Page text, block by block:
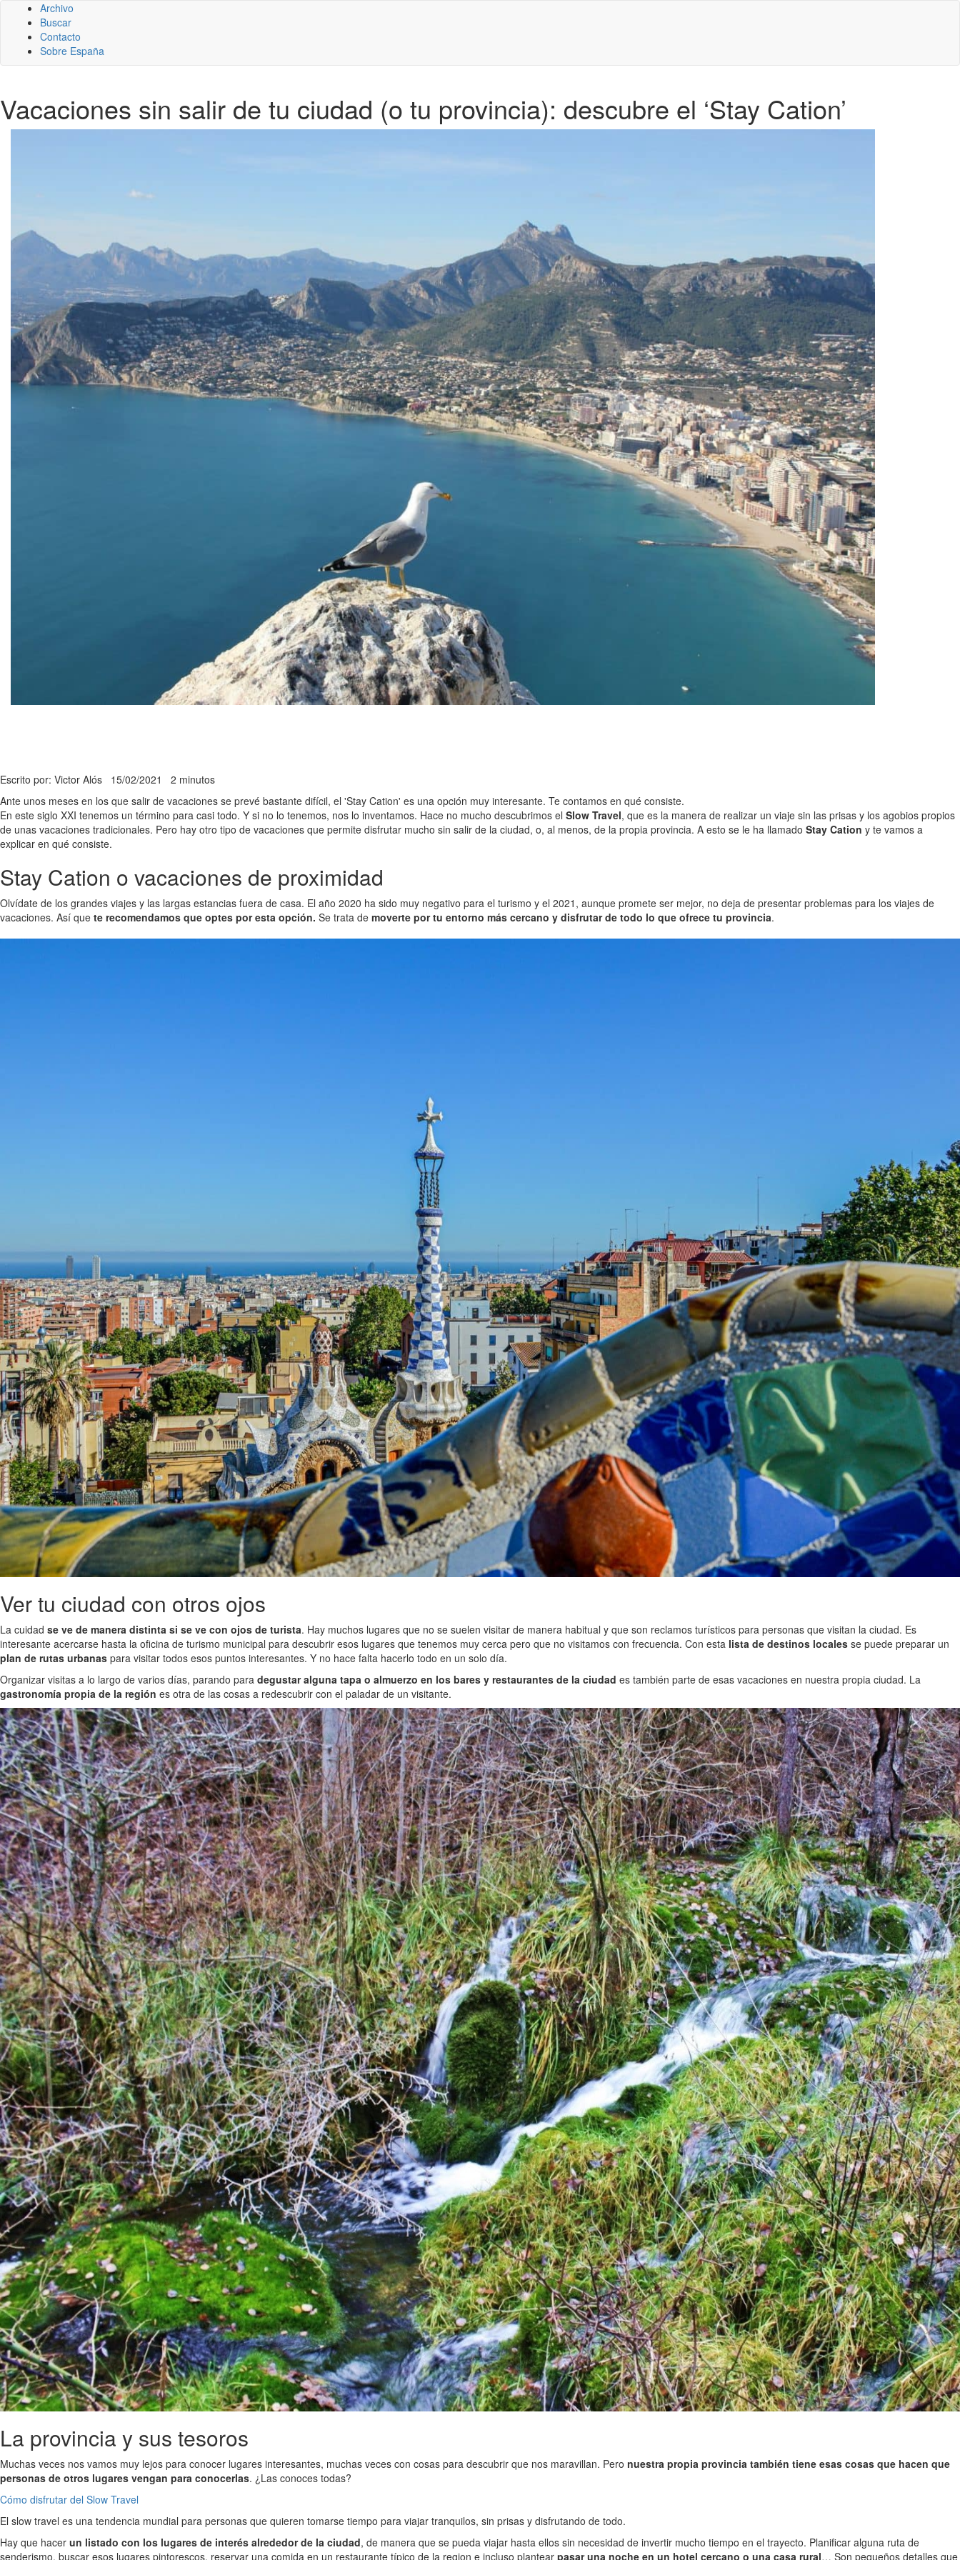
Archivo
Buscar
Contacto
Sobre España
Vacaciones sin salir de tu ciudad (o tu provincia): descubre el ‘Stay Cation’
Escrito por: Victor Alós 15/02/2021 2 minutos
Ante unos meses en los que salir de vacaciones se prevé bastante difícil, el 'Stay Cation' es una opción muy interesante. Te contamos en qué consiste.
En este siglo XXI tenemos un término para casi todo. Y si no lo tenemos, nos lo inventamos. Hace no mucho descubrimos el Slow Travel, que es la manera de realizar un viaje sin las prisas y los agobios propios
de unas vacaciones tradicionales. Pero hay otro tipo de vacaciones que permite disfrutar mucho sin salir de la ciudad, o, al menos, de la propia provincia. A esto se le ha llamado Stay Cation y te vamos a
explicar en qué consiste.
Stay Cation o vacaciones de proximidad
Olvídate de los grandes viajes y las largas estancias fuera de casa. El año 2020 ha sido muy negativo para el turismo y el 2021, aunque promete ser mejor, no deja de presentar problemas para los viajes de
vacaciones. Así que te recomendamos que optes por esta opción. Se trata de moverte por tu entorno más cercano y disfrutar de todo lo que ofrece tu provincia.
Ver tu ciudad con otros ojos
La cuidad se ve de manera distinta si se ve con ojos de turista. Hay muchos lugares que no se suelen visitar de manera habitual y que son reclamos turísticos para personas que visitan la ciudad. Es
interesante acercarse hasta la oficina de turismo municipal para descubrir esos lugares que tenemos muy cerca pero que no visitamos con frecuencia. Con esta lista de destinos locales se puede preparar un
plan de rutas urbanas para visitar todos esos puntos interesantes. Y no hace falta hacerlo todo en un solo día.
Organizar visitas a lo largo de varios días, parando para degustar alguna tapa o almuerzo en los bares y restaurantes de la ciudad es también parte de esas vacaciones en nuestra propia ciudad. La
gastronomía propia de la región es otra de las cosas a redescubrir con el paladar de un visitante.
La provincia y sus tesoros
Muchas veces nos vamos muy lejos para conocer lugares interesantes, muchas veces con cosas para descubrir que nos maravillan. Pero nuestra propia provincia también tiene esas cosas que hacen que
personas de otros lugares vengan para conocerlas. ¿Las conoces todas?
Cómo disfrutar del Slow Travel
El slow travel es una tendencia mundial para personas que quieren tomarse tiempo para viajar tranquilos, sin prisas y disfrutando de todo.
Hay que hacer un listado con los lugares de interés alrededor de la ciudad, de manera que se pueda viajar hasta ellos sin necesidad de invertir mucho tiempo en el trayecto. Planificar alguna ruta de
senderismo, buscar esos lugares pintorescos, reservar una comida en un restaurante típico de la region e incluso plantear pasar una noche en un hotel cercano o una casa rural… Son pequeños detalles que